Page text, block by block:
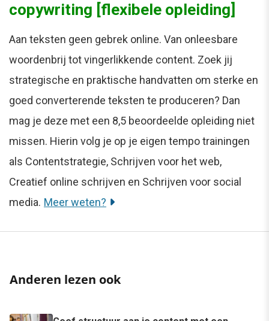
copywriting [flexibele opleiding]
Aan teksten geen gebrek online. Van onleesbare
woordenbrij tot vingerlikkende content. Zoek jij
strategische en praktische handvatten om sterke en
goed converterende teksten te produceren? Dan
mag je deze met een 8,5 beoordeelde opleiding niet
missen. Hierin volg je op je eigen tempo trainingen
als Contentstrategie, Schrijven voor het web,
Creatief online schrijven en Schrijven voor social
media. Meer weten?
Anderen lezen ook